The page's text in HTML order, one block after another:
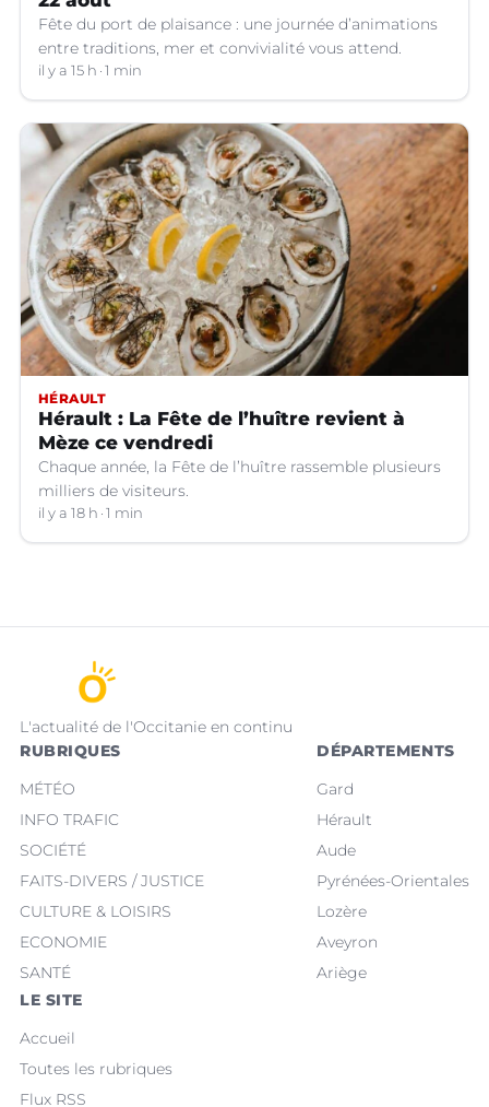
Fête du port de plaisance : une journée d’animations
entre traditions, mer et convivialité vous attend.
il y a 15 h 1 min
HÉRAULT
Hérault : La Fête de l’huître revient à
Mèze ce vendredi
Chaque année, la Fête de l’huître rassemble plusieurs
milliers de visiteurs.
il y a 18 h 1 min
L'actualité de l'Occitanie en continu
RUBRIQUES
MÉTÉO
INFO TRAFIC
SOCIÉTÉ
FAITS-DIVERS / JUSTICE
CULTURE & LOISIRS
ECONOMIE
SANTÉ
DÉPARTEMENTS
Gard
Hérault
Aude
Pyrénées-Orientales
Lozère
Aveyron
Ariège
LE SITE
Accueil
Toutes les rubriques
Flux RSS